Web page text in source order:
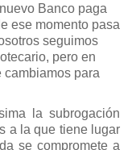
Banco paga
ese momento pasa
seguimos
pero en
cambiamos para
la subrogación
a la que tiene lugar
se compromete a